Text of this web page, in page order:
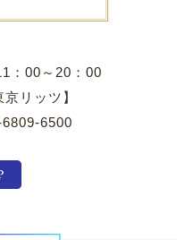
：00～20：00
リッツ】
6500